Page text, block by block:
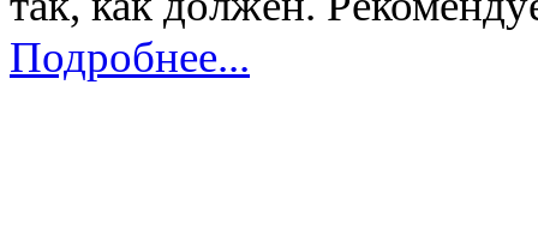
Подробнее...